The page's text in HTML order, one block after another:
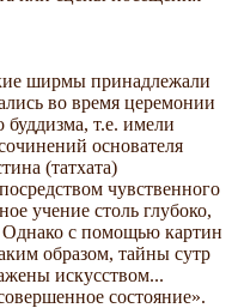
ширмы принадлежали
во время церемонии
буддизма, т.е. имели
основателя
(татхата)
чувственного
учение столь глубоко,
Однако с помощью картин
образом, тайны сутр
искусством...
состояние».